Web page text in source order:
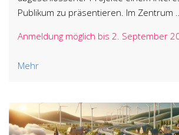
Publikum zu präsentieren. Im Zentrum
Anmeldung möglich bis 2. September
Mehr